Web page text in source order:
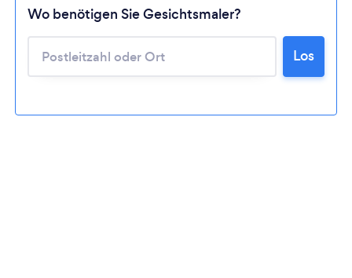
Lädt ...
Bitte warten ...
Wo benötigen Sie Gesichtsmaler?
Los